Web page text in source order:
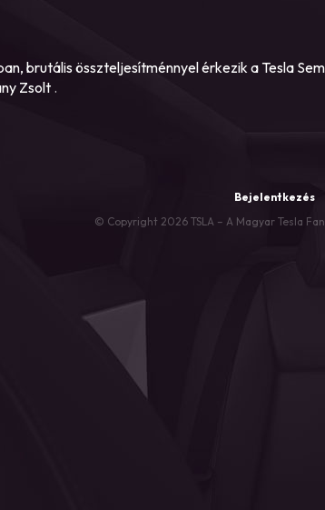
brutális összteljesítménnyel érkezik a Tesla
Zsolt .
Bejelentkezés
© Copyright 2026 TSLA – A Magyar Tesla